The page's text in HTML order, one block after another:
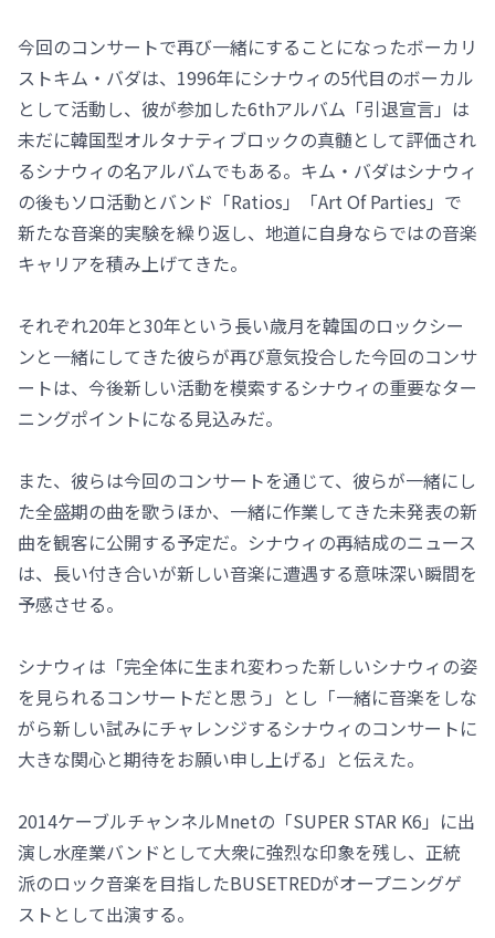
今回のコンサートで再び一緒にすることになったボーカリ
ストキム・バダは、1996年にシナウィの5代目のボーカル
として活動し、彼が参加した6thアルバム「引退宣言」は
未だに韓国型オルタナティブロックの真髄として評価され
るシナウィの名アルバムでもある。キム・バダはシナウィ
の後もソロ活動とバンド「Ratios」「Art Of Parties」で
新たな音楽的実験を繰り返し、地道に自身ならではの音楽
キャリアを積み上げてきた。
それぞれ20年と30年という長い歳月を韓国のロックシー
ンと一緒にしてきた彼らが再び意気投合した今回のコンサ
ートは、今後新しい活動を模索するシナウィの重要なター
ニングポイントになる見込みだ。
また、彼らは今回のコンサートを通じて、彼らが一緒にし
た全盛期の曲を歌うほか、一緒に作業してきた未発表の新
曲を観客に公開する予定だ。シナウィの再結成のニュース
は、長い付き合いが新しい音楽に遭遇する意味深い瞬間を
予感させる。
シナウィは「完全体に生まれ変わった新しいシナウィの姿
を見られるコンサートだと思う」とし「一緒に音楽をしな
がら新しい試みにチャレンジするシナウィのコンサートに
大きな関心と期待をお願い申し上げる」と伝えた。
2014ケーブルチャンネルMnetの「SUPER STAR K6」に出
演し水産業バンドとして大衆に強烈な印象を残し、正統
派のロック音楽を目指したBUSETREDがオープニングゲ
ストとして出演する。